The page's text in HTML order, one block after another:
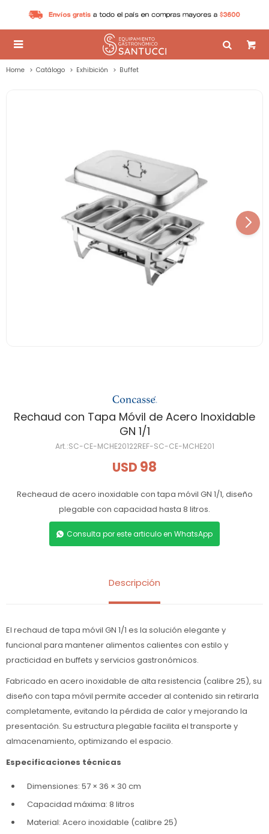

Home Catálogo Exhibición Buffet
Rechaud con Tapa Móvil de Acero Inoxidable
GN 1/1
SC-CE-MCHE20122REF-SC-CE-MCHE201
USD 98
Recheaud de acero inoxidable con tapa móvil GN 1/1, diseño
plegable con capacidad hasta 8 litros.
Consulta por este articulo en WhatsApp
Descripción
El rechaud de tapa móvil GN 1/1 es la solución elegante y
funcional para mantener alimentos calientes con estilo y
practicidad en buffets y servicios gastronómicos.
Fabricado en acero inoxidable de alta resistencia (calibre 25), su
diseño con tapa móvil permite acceder al contenido sin retirarla
completamente, evitando la pérdida de calor y mejorando la
presentación. Su estructura plegable facilita el transporte y
almacenamiento, optimizando el espacio.
Especificaciones técnicas
Dimensiones: 57 × 36 × 30 cm
Capacidad máxima: 8 litros
Material: Acero inoxidable (calibre 25)